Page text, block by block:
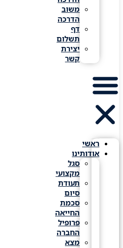
משוב
הדרכה
דף
תשלום
יצירת
ראשי
אודותינו
סגל
מקצועי
תעודת
סכמת
החייאה
פרופיל
החברה
מצא